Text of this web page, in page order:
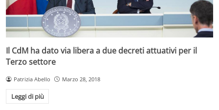
Il CdM ha dato via libera a due decreti attuativi per il
Terzo settore
Patrizia Abello Marzo 28, 2018
Leggi di più